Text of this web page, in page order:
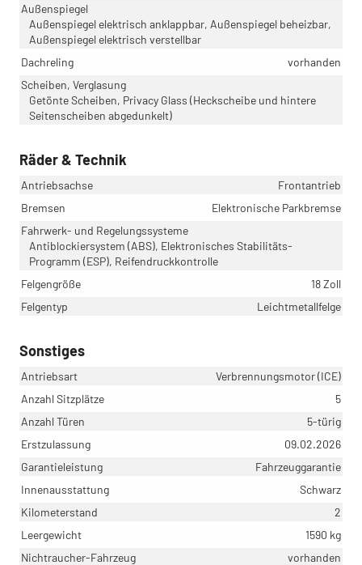
Außenspiegel
Außenspiegel elektrisch anklappbar, Außenspiegel beheizbar,
Außenspiegel elektrisch verstellbar
Dachreling
vorhanden
Scheiben, Verglasung
Getönte Scheiben, Privacy Glass (Heckscheibe und hintere
Seitenscheiben abgedunkelt)
Räder & Technik
Antriebsachse
Frontantrieb
Bremsen
Elektronische Parkbremse
Fahrwerk- und Regelungssysteme
Antiblockiersystem (ABS), Elektronisches Stabilitäts-
Programm (ESP), Reifendruckkontrolle
Felgengröße
18 Zoll
Felgentyp
Leichtmetallfelge
Sonstiges
Antriebsart
Verbrennungsmotor (ICE)
Anzahl Sitzplätze
5
Anzahl Türen
5-türig
Erstzulassung
09.02.2026
Garantieleistung
Fahrzeuggarantie
Innenausstattung
Schwarz
Kilometerstand
2
Leergewicht
1590 kg
Nichtraucher-Fahrzeug
vorhanden